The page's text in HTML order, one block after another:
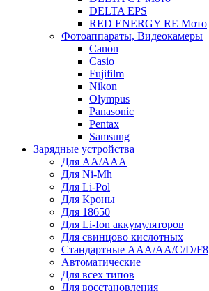
DELTA EPS
RED ENERGY RE Мото
Фотоаппараты, Видеокамеры
Canon
Casio
Fujifilm
Nikon
Olympus
Panasonic
Pentax
Samsung
Зарядные устройства
Для AA/AAA
Для Ni-Mh
Для Li-Pol
Для Кроны
Для 18650
Для Li-Ion аккумуляторов
Для свинцово кислотных
Стандартные ААА/АА/С/D/F8
Автоматические
Для всех типов
Для восстановления